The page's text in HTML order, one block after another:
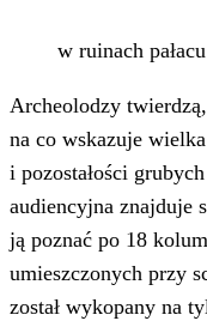
w ruinach pałacu
Archeolodzy twierdzą,
na co wskazuje
i pozostałości
audiencyjna znajduje
ją poznać po 18
umieszczonych przy
został wykopany na